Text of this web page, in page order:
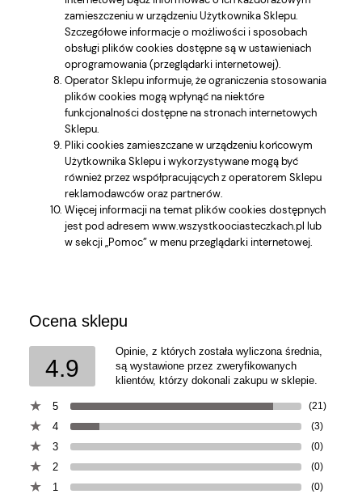
zamieszczeniu w urządzeniu Użytkownika Sklepu.
Szczegółowe informacje o możliwości i sposobach
obsługi plików cookies dostępne są w ustawieniach
oprogramowania (przeglądarki internetowej).
Operator Sklepu informuje, że ograniczenia stosowania
plików cookies mogą wpłynąć na niektóre
funkcjonalności dostępne na stronach internetowych
Sklepu.
Pliki cookies zamieszczane w urządzeniu końcowym
Użytkownika Sklepu i wykorzystywane mogą być
również przez współpracujących z operatorem Sklepu
reklamodawców oraz partnerów.
Więcej informacji na temat plików cookies dostępnych
jest pod adresem www.wszystkoociasteczkach.pl lub
w sekcji „Pomoc” w menu przeglądarki internetowej.
Ocena sklepu
4.9
Opinie, z których została wyliczona średnia,
są wystawione przez zweryfikowanych
klientów, którzy dokonali zakupu w sklepie.
5 (21)
4 (3)
3 (0)
2 (0)
1 (0)